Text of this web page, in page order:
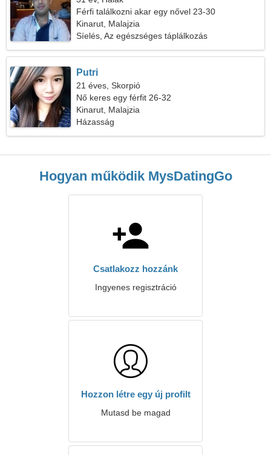
Férfi találkozni akar egy nővel 23-30
Kinarut, Malajzia
Síelés, Az egészséges táplálkozás
Putri
21 éves, Skorpió
Nő keres egy férfit 26-32
Kinarut, Malajzia
Házasság
Hogyan működik MysDatingGo
Csatlakozz hozzánk
Ingyenes regisztráció
Hozzon létre egy új profilt
Mutasd be magad